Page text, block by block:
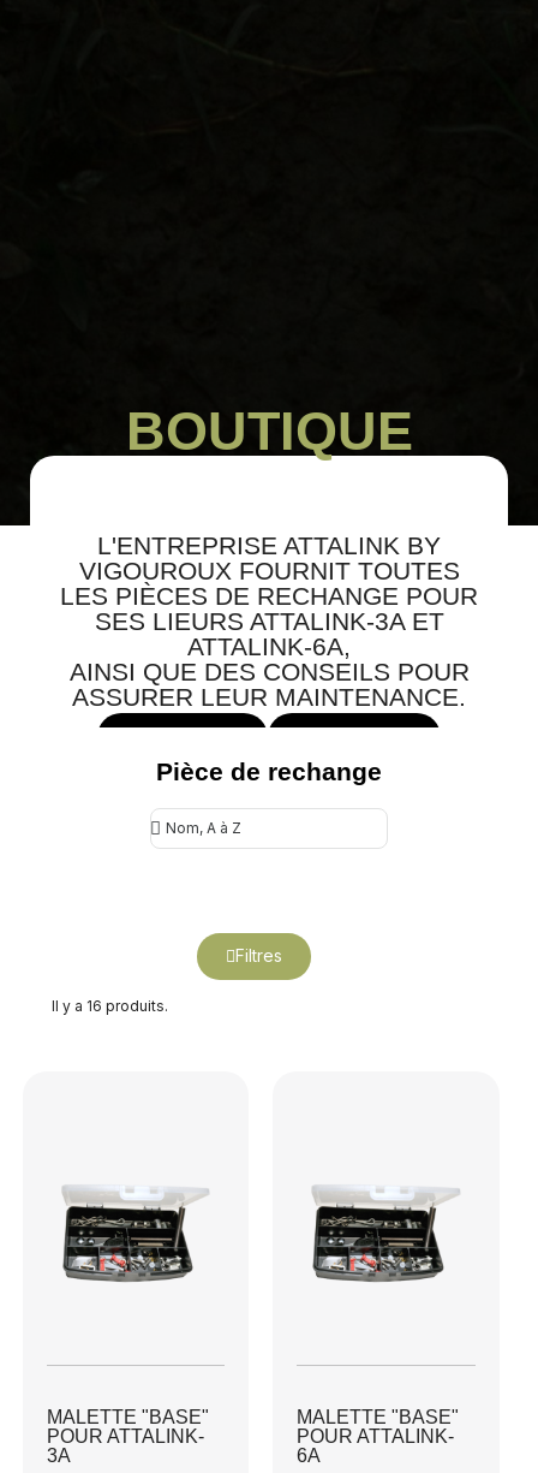
BOUTIQUE
L'ENTREPRISE ATTALINK BY
VIGOUROUX FOURNIT TOUTES
LES PIÈCES DE RECHANGE POUR
SES LIEURS ATTALINK-3A ET
ATTALINK-6A,
AINSI QUE DES CONSEILS POUR
ASSURER LEUR MAINTENANCE.
Pièce de rechange
Il y a 16 produits.
Filtres
MALETTE "BASE"
POUR ATTALINK-
3A
MALETTE "BASE"
POUR ATTALINK-
6A